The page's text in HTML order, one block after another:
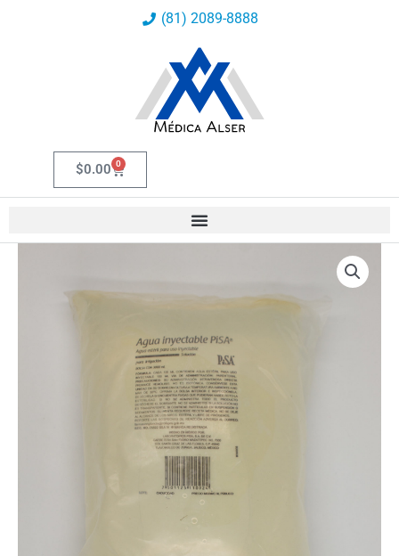
(81) 2089-8888
$0.00 0
Carrito